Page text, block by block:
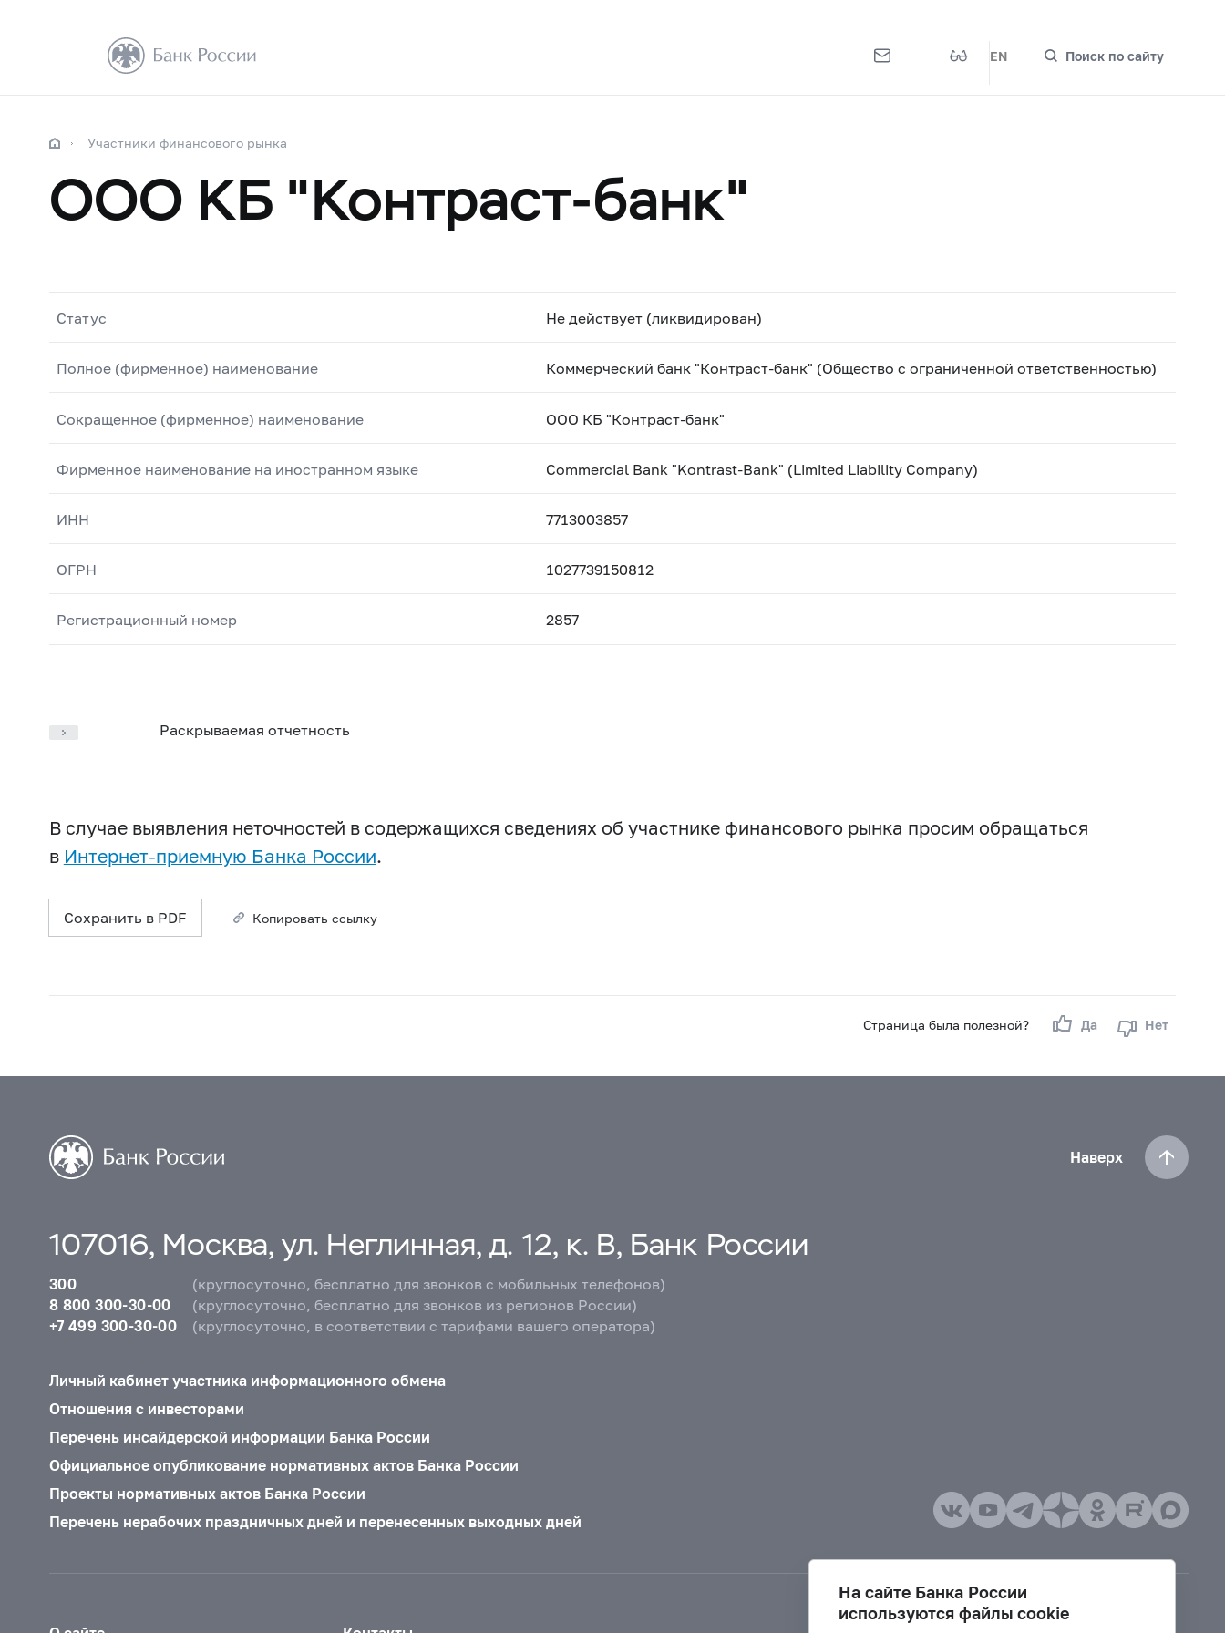
EN Поиск по сайту
Участники финансового рынка
ООО КБ "Контраст-банк"
Статус Не действует (ликвидирован)
Полное (фирменное) наименование Коммерческий банк "Контраст-банк" (Общество с ограниченной ответственностью)
Сокращенное (фирменное) наименование ООО КБ "Контраст-банк"
Фирменное наименование на иностранном языке Commercial Bank "Kontrast-Bank" (Limited Liability Company)
ИНН 7713003857
ОГРН 1027739150812
Регистрационный номер 2857
Раскрываемая отчетность
В случае выявления неточностей в содержащихся сведениях об участнике финансового рынка просим обращаться
в Интернет-приемную Банка России.
Сохранить в PDF Копировать ссылку
Страница была полезной? Да Нет
Наверх
107016, Москва, ул. Неглинная, д. 12, к. В, Банк России
300
(круглосуточно, бесплатно для звонков с мобильных телефонов)
8 800 300-30-00
(круглосуточно, бесплатно для звонков из регионов России)
+7 499 300-30-00
(круглосуточно, в соответствии с тарифами вашего оператора)
Личный кабинет участника информационного обмена
Отношения с инвесторами
Перечень инсайдерской информации Банка России
Официальное опубликование нормативных актов Банка России
Проекты нормативных актов Банка России
Перечень нерабочих праздничных дней и перенесенных выходных дней
На сайте Банка России
используются файлы cookie